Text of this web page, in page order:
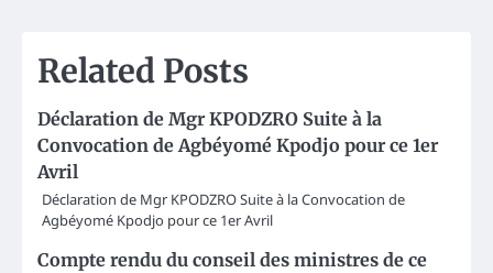
Related Posts
Déclaration de Mgr KPODZRO Suite à la
Convocation de Agbéyomé Kpodjo pour ce 1er
Avril
Déclaration de Mgr KPODZRO Suite à la Convocation de
Agbéyomé Kpodjo pour ce 1er Avril
Compte rendu du conseil des ministres de ce